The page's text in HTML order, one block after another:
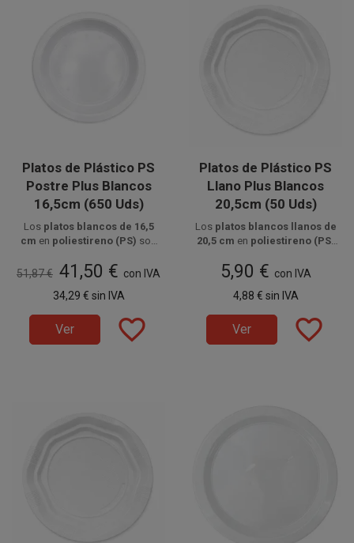
Platos de Plástico PS
Postre Plus Blancos
16,5cm (650 Uds)
Los platos blancos de 16,5
cm en poliestireno (PS) son
para servir postres, aperitivos
o degustaciones
hostelería y celebraciones con
comodidad e higiene.
de 650 unidades, distribuidas
en 13 paquetes de 50 unidades.
51,87 € 41,50 € con IVA
34,29 € sin IVA
Ver favorite_border
Platos de Plástico PS
Llano Plus Blancos
20,5cm (50 Uds)
Los platos blancos llanos de
20,5 cm en poliestireno (PS)
ideales para servir platos
principales y aperitivos
eventos, celebraciones y
hostelería con higiene y
comodidad.
paquetes de 50 unidades.
5,90 € con IVA
4,88 € sin IVA
Ver favorite_border